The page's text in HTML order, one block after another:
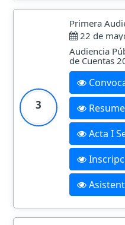
3
Primera
22 de
Audiencia
de Cuentas
Acta I